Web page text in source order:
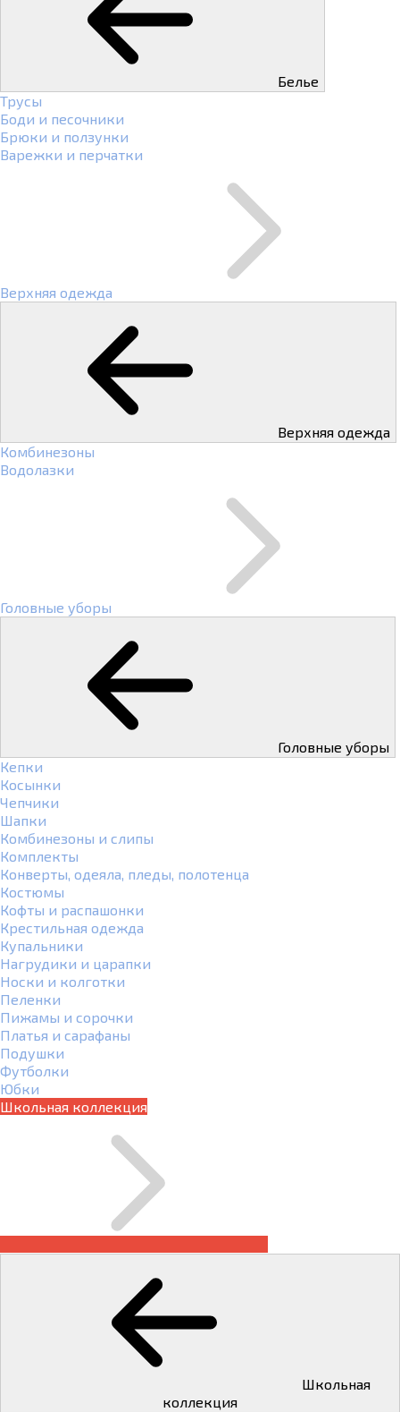
Белье
Трусы
Боди и песочники
Брюки и ползунки
Варежки и перчатки
Верхняя одежда
Верхняя одежда
Комбинезоны
Водолазки
Головные уборы
Головные уборы
Кепки
Косынки
Чепчики
Шапки
Комбинезоны и слипы
Комплекты
Конверты, одеяла, пледы, полотенца
Костюмы
Кофты и распашонки
Крестильная одежда
Купальники
Нагрудики и царапки
Носки и колготки
Пеленки
Пижамы и сорочки
Платья и сарафаны
Подушки
Футболки
Юбки
Школьная коллекция
коллекция